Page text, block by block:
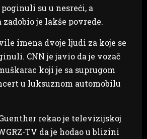
su u nesreći, a
zadobio je lakše povrede.
imena dvoje ljudi za koje se
CNN je javio da je vozač
koji je sa suprugom
u luksuznom automobilu
rekao je televizijskoj
TV da je hodao u blizini